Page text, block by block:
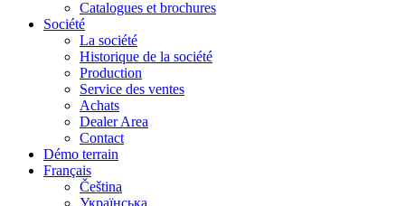
Catalogues et brochures
Société
La société
Historique de la société
Production
Service des ventes
Achats
Dealer Area
Contact
Démo terrain
Français
Čeština
Українська